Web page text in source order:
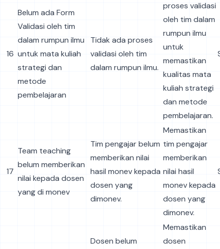
16
Belum ada Form
Validasi oleh tim
dalam rumpun ilmu
untuk mata kuliah
strategi dan
metode
pembelajaran
Tidak ada proses
validasi oleh tim
dalam rumpun ilmu.
proses validasi
oleh tim dalam
rumpun ilmu
untuk
memastikan
kualitas mata
kuliah strategi
dan metode
pembelajaran.
17
Team teaching
belum memberikan
nilai kepada dosen
yang di monev
Tim pengajar belum
memberikan nilai
hasil monev kepada
dosen yang
dimonev.
Memastikan
tim pengajar
memberikan
nilai hasil
monev kepada
dosen yang
dimonev.
Dosen belum
Memastikan
dosen